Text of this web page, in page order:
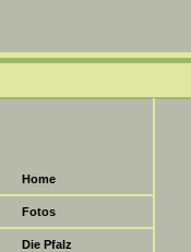
Home
Fotos
Die Pfalz